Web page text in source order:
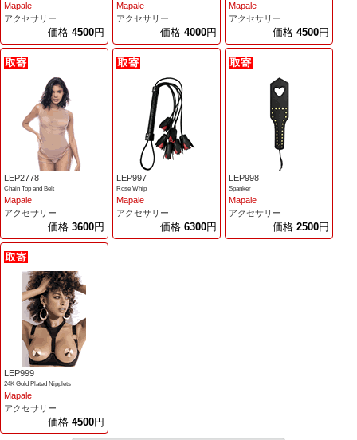
Mapale
アクセサリー
価格 4500円
Mapale
アクセサリー
価格 4000円
Mapale
アクセサリー
価格 4500円
LEP2778
Chain Top and Belt
Mapale
アクセサリー
価格 3600円
LEP997
Rose Whip
Mapale
アクセサリー
価格 6300円
LEP998
Spanker
Mapale
アクセサリー
価格 2500円
LEP999
24K Gold Plated Nipplets
Mapale
アクセサリー
価格 4500円